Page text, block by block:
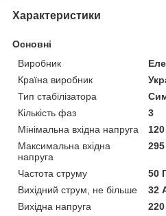
Характеристики
Основні
Виробник
Країна виробник
Тип стабілізатора
Кількість фаз
3
Мінімальна вхідна напруга
Максимальна вхідна
напруга
Частота струму
50
Вихідний струм, не більше
32
Вихідна напруга